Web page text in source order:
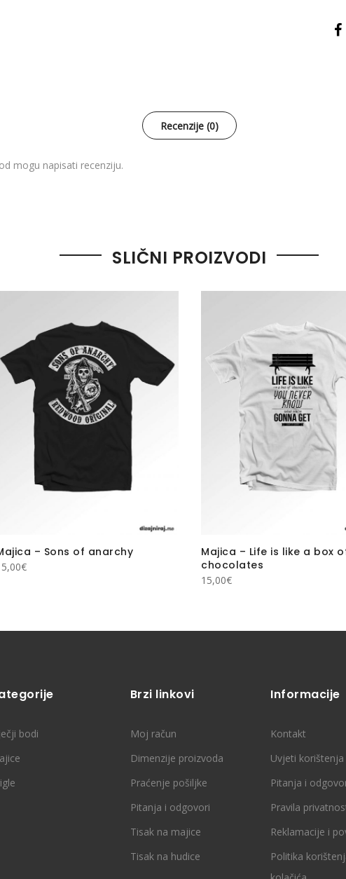
Recenzije (0)
mogu napisati recenziju.
SLIČNI PROIZVODI
– Sons of anarchy
€
Majica – Life is like a box
chocolates
15,00€
bodi
Brzi linkovi
Moj račun
Dimenzije proizvoda
Praćenje pošiljke
Pitanja i odgovori
Tisak na majice
Tisak na hudice
Informacije
Kontakt
Uvjeti korištenja
Pitanja i
Pravila
Reklamacije i
Politika